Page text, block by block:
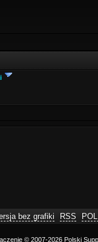
bez grafiki RSS
© 2007-2026 Polski